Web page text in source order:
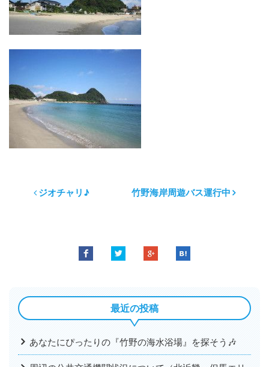
ジオチャリ♪ 竹野海岸周遊バス運行中
最近の投稿
あなたにぴったりの『竹野の海水浴場』を探そう🎶